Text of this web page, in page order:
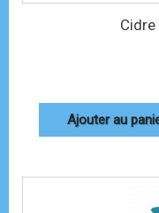
Cidre
Ajouter au